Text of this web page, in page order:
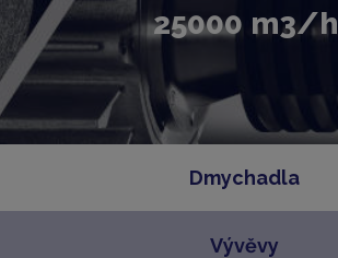
25000 m3/h
Dmychadla
Vývěvy